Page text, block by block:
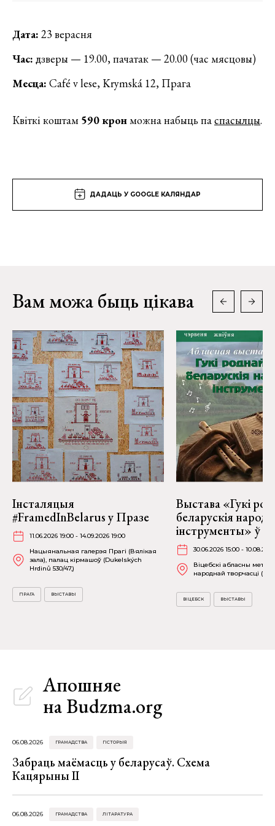
Дата: 23 верасня
Час: дзверы — 19.00, пачатак — 20.00 (час мясцовы)
Месца: Café v lese, Krymská 12, Прага
Квіткі коштам 590 крон можна набыць паспасылцы.
ДАДАЦЬ У GOOGLE КАЛЯНДАР
Вам можа быць цікава
Інсталяцыя
#FramedInBelarus у Празе
11.06.2026 19:00 - 14.09.2026 19:00
Нацыянальная галерэя Прагі (Вялікая
зала), палац кірмашоў (Dukelských
Hrdinů 530/47,)
ПРАГА ВЫСТАВЫ
Выстава «Гукі
беларускія
інструменты» ў
30.06.2026 15:00 -
Віцебскі абласны
народнай творчасці
ВІЦЕБСК ВЫСТАВЫ
Апошняе
на Budzma.org
06.08.2026 ГРАМАДСТВА ГІСТОРЫЯ
Забраць маёмасць у беларусаў. Схема
Кацярыны ІІ
06.08.2026 ГРАМАДСТВА ЛІТАРАТУРА